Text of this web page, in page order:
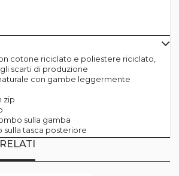
cotone riciclato e poliestere riciclato,
scarti di produzione
con gambe leggermente
zip
sulla gamba
tasca posteriore